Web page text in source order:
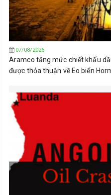
07/08/2026
Aramco tăng mức chiết khấu
được thỏa thuận về Eo biển